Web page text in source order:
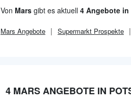
Von Mars gibt es aktuell 4 Angebote in
Mars Angebote Supermarkt Prospekte
4 MARS ANGEBOTE IN